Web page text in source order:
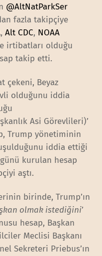
@AltNatParkSer
fazla takipçiye
,Alt CDC, NOAA
irtibatları olduğu
takip etti.
çekeni, Beyaz
olduğunu iddia
Asi Görevlileri)’
Trump yönetiminin
iddia ettiği
kurulan hesap
aştı.
birinde, Trump’ın
olmak istediğini’
hesap, Başkan
Meclisi Başkanı
Sekreteri Priebus’ın